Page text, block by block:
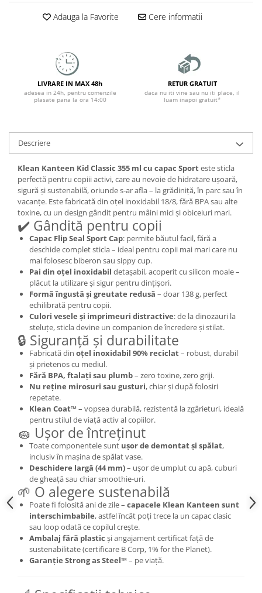
Adauga la Favorite Cere informatii
LIVRARE IN MAX 48h
adesea in 24h, pentru comenzile
plasate pana la ora 14:00
RETUR GRATUIT
daca nu iti vine sau nu iti place, il
luam inapoi gratuit*
Descriere
Klean Kanteen Kid Classic 355 ml cu capac Sporteste sticla
perfectă pentru copiii activi, care au nevoie de hidratare ușoară,
sigură și sustenabilă, oriunde s-ar afla – la grădiniță, în parc sau în
vacanțe. Este fabricată din oțel inoxidabil 18/8, fără BPA sau alte
toxine, cu un design gândit pentru mâini mici și obiceiuri mari.
✔️ Gândită pentru copii
Capac Flip Seal Sport Cap: permite băutul facil, fără a
deschide complet sticla – ideal pentru copii mai mari care nu
mai folosesc biberon sau sippy cup.
Pai din oțel inoxidabil detașabil, acoperit cu silicon moale –
plăcut la utilizare și sigur pentru dințișori.
Formă îngustă și greutate redusă – doar 138 g, perfect
echilibrată pentru copii.
Culori vesele și imprimeuri distractive: de la dinozauri la
steluțe, sticla devine un companion de încredere și stilat.
🔒 Siguranță și durabilitate
Fabricată din oțel inoxidabil 90% reciclat– robust, durabil
și prietenos cu mediul.
Fără BPA, ftalați sau plumb– zero toxine, zero griji.
Nu reține mirosuri sau gusturi, chiar și după folosiri
repetate.
Klean Coat™ – vopsea durabilă, rezistentă la zgârieturi, ideală
pentru stilul de viață activ al copiilor.
🧽 Ușor de întreținut
Toate componentele sunt ușor de demontat și spălat,
inclusiv în mașina de spălat vase.
Deschidere largă (44 mm)– ușor de umplut cu apă, cuburi
de gheață sau chiar smoothie-uri.
🌱 O alegere sustenabilă
Poate fi folosită ani de zile – capacele Klean Kanteen sunt
interschimbabile, astfel încât poți trece la un capac clasic
sau loop odată ce copilul crește.
Ambalaj fără plastic și angajament certificat față de
sustenabilitate (certificare B Corp, 1% for the Planet).
Garanție Strong as Steel™ – pe viață.